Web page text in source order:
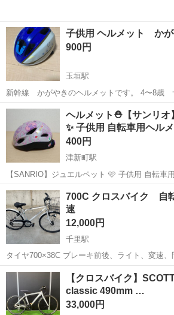
子供用 ヘルメット かが
900円
玉垣駅
新幹線 かがやきのヘルメットです。 4〜8歳
円程で購入したものです。 通気性に優れたベンチレーション構造を備
えた、ブルーとホワイトの配色がとてもかっこ
転車ヘルメットです...
三重 鈴鹿市 その他 ヘル
ヘルメット⛑️【サンリオ
✨ 子供用 自転車用ヘル
400円
津新町駅
【SANRIO】ジュエルペット 🩷 子供用 自転車用ヘルメ
ト 自転車 🩷 女の子 🩷 サンリオ jewel pet ✨ジュニア キッズ✨ 子供が
使っていたものです！ 内側に使用感はさほど
三重 津市 津新町駅 その他 ヘ
700C クロスバイク 自
速
12,000円
千里駅
タイヤ700×38C ブレーキ前後、ライト、変速、問題ありません 走行に
問題ありませんが、タイヤにヒビが見受けられ
傷あり 一部サビ、汚れ等あります 譲渡証明書あります できるだけ早
くとりにきてくれ...
三重 津市 千里駅 クロスバイク
【クロスバイク】
classic 490mm …
33,000円